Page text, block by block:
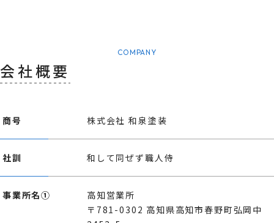
COMPANY
会社概要
商号 株式会社 和泉塗装
社訓 和して同ぜず職人侍
事業所名①
高知営業所
〒781-0302 高知県高知市春野町弘岡中